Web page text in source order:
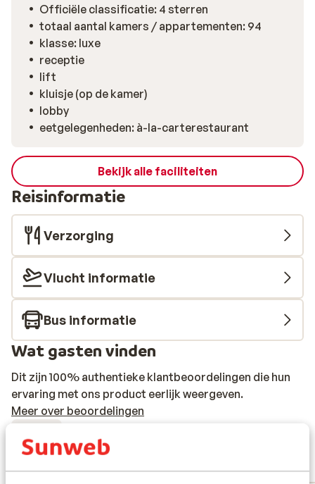
Officiële classificatie: 4 sterren
totaal aantal kamers / appartementen: 94
klasse: luxe
receptie
lift
kluisje (op de kamer)
lobby
eetgelegenheden: à-la-carterestaurant
Bekijk alle faciliteiten
Reisinformatie
Verzorging
Vlucht informatie
Bus informatie
Wat gasten vinden
Dit zijn 100% authentieke klantbeoordelingen die hun
ervaring met ons product eerlijk weergeven.
Meer over beoordelingen
8.5 Fantastisch
20 ervaringen
Meest geboekt door met familie